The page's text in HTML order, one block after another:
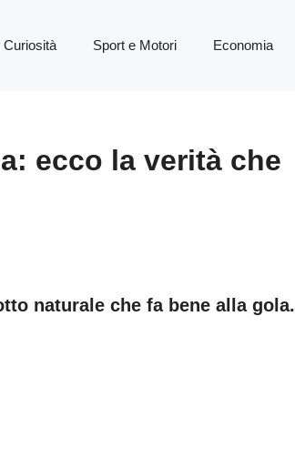
Curiosità Sport e Motori Economia
ecco la verità che
naturale che fa bene alla gola.